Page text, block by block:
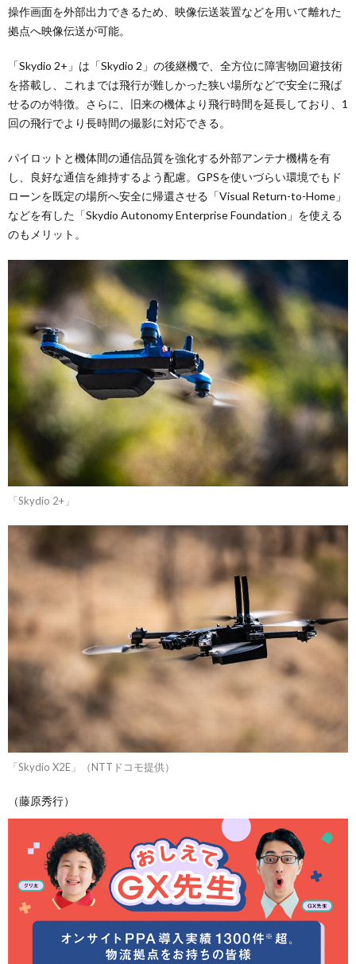
操作画面を外部出力できるため、映像伝送装置などを用いて離れた
拠点へ映像伝送が可能。
「Skydio 2+」は「Skydio 2」の後継機で、全方位に障害物回避技術
を搭載し、これまでは飛行が難しかった狭い場所などで安全に飛ば
せるのが特徴。さらに、旧来の機体より飛行時間を延長しており、1
回の飛行でより長時間の撮影に対応できる。
パイロットと機体間の通信品質を強化する外部アンテナ機構を有
し、良好な通信を維持するよう配慮。GPSを使いづらい環境でもド
ローンを既定の場所へ安全に帰還させる「Visual Return-to-Home」
などを有した「Skydio Autonomy Enterprise Foundation」を使える
のもメリット。
「Skydio 2+」
「Skydio X2E」（NTTドコモ提供）
（藤原秀行）